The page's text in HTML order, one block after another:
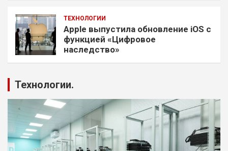
ТЕХНОЛОГИИ
Apple выпустила обновление iOS с
функцией «Цифровое
наследство»
Технологии.